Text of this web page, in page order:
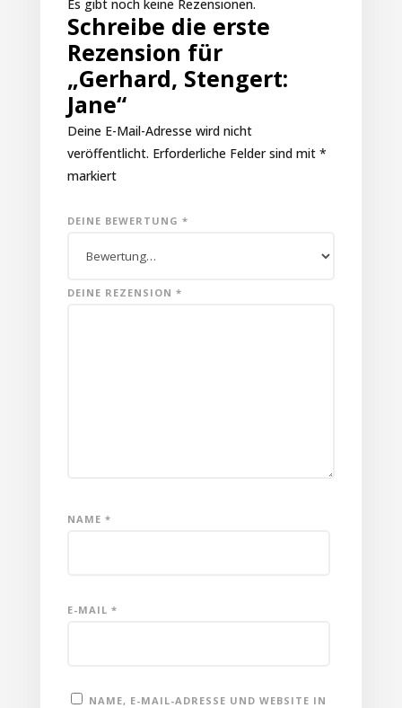
Es gibt noch keine Rezensionen.
Schreibe die erste
Rezension für
„Gerhard, Stengert:
Jane“
Deine E-Mail-Adresse wird nicht
veröffentlicht. Erforderliche Felder sind mit *
markiert
DEINE BEWERTUNG *
DEINE REZENSION *
NAME *
E-MAIL *
NAME, E-MAIL-ADRESSE UND WEBSITE IN